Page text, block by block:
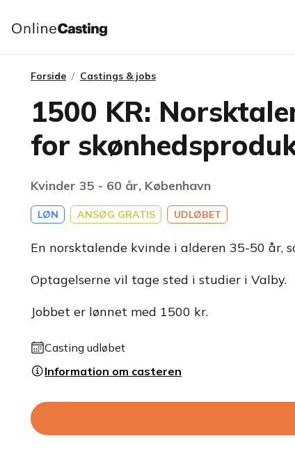
Forside Castings & jobs
1500 KR:
for
Kvinder 35 - 60 år, København
LØN ANSØG GRATIS UDLØBET
En norsktalende kvinde i alderen 35-50 år,
Optagelserne vil tage sted i studier i Valby.
Jobbet er lønnet med 1500 kr.
Casting udløbet
Information om casteren